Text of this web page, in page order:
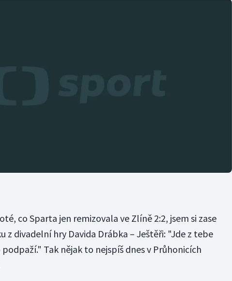
co Sparta jen remizovala ve Zlíně 2:2, jsem si zase
z divadelní hry Davida Drábka – Ještěři: "Jde z tebe
Tak nějak to nejspíš dnes v Průhonicích